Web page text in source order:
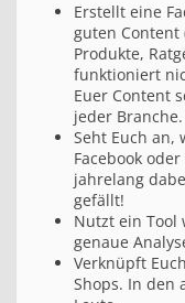
Erstellt eine
guten Content
Produkte,
funktioniert
Euer Content
jeder Branche.
Seht Euch an,
Facebook
jahrelang
gefällt!
Nutzt ein Tool
genaue
Verknüpft
Shops. In den